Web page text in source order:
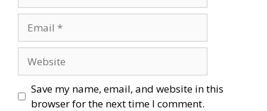
Save my name, email, and website in this
browser for the next time I comment.